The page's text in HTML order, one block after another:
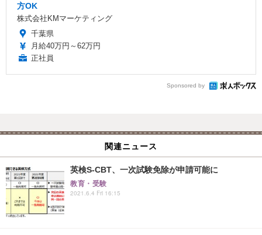
方OK
株式会社KMマーケティング
千葉県
月給40万円～62万円
正社員
Sponsored by
関連ニュース
英検S-CBT、一次試験免除が申請可能に
教育・受験
2021.6.4 Fri 16:15